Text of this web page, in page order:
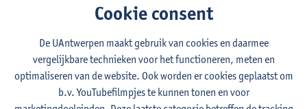
Reda Mahajar
Algemeen vormende opleidingsonderdelen (15
studiepunten)
Sociale ongelijkheid: klasse, gender, etniciteit
1E SEM
3
studiepunten
Cookie consent
De UAntwerpen maakt gebruik van cookies en daarmee
vergelijkbare technieken voor het functioneren, meten en
optimaliseren van de website. Ook worden er cookies geplaatst om
b.v. YouTubefilmpjes te kunnen tonen en voor